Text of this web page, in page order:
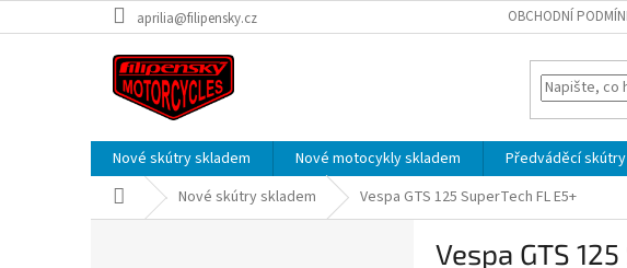
na
aprilia@filipensky.cz OBCHODNÍ
Nové skútry skladem Nové motocykly skladem Předváděcí skútry
Domů Nové skútry skladem Vespa GTS 125 SuperTech FL E5+
Vespa GTS